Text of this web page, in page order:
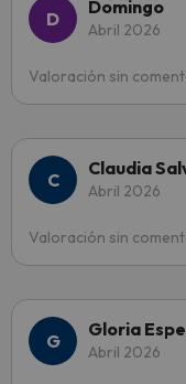
Domingo
Abril 2026
Valoración sin
Claudia
Abril 2026
Valoración sin
Gloria
Abril 2026